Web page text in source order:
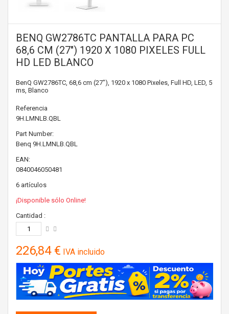
BENQ GW2786TC PANTALLA PARA PC
68,6 CM (27") 1920 X 1080 PIXELES FULL
HD LED BLANCO
BenQ GW2786TC, 68,6 cm (27"), 1920 x 1080 Pixeles, Full HD, LED, 5
ms, Blanco
Referencia
9H.LMNLB.QBL
Part Number:
Benq 9H.LMNLB.QBL
EAN:
0840046050481
6 artículos
¡Disponible sólo Online!
Cantidad :
226,84 € IVA incluido